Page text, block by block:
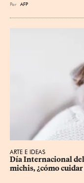
Por AFP
ARTE E IDEAS
Día Internacional
michis, ¿cómo cuidar